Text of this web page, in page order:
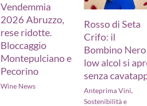
Vendemmia
2026 Abruzzo,
rese ridotte.
Bloccaggio
Montepulciano e
Pecorino
Wine News
Rosso di Seta
Crifo: il
Bombino Nero
low alcol si
senza
Anteprima Vini,
Sostenibilità e